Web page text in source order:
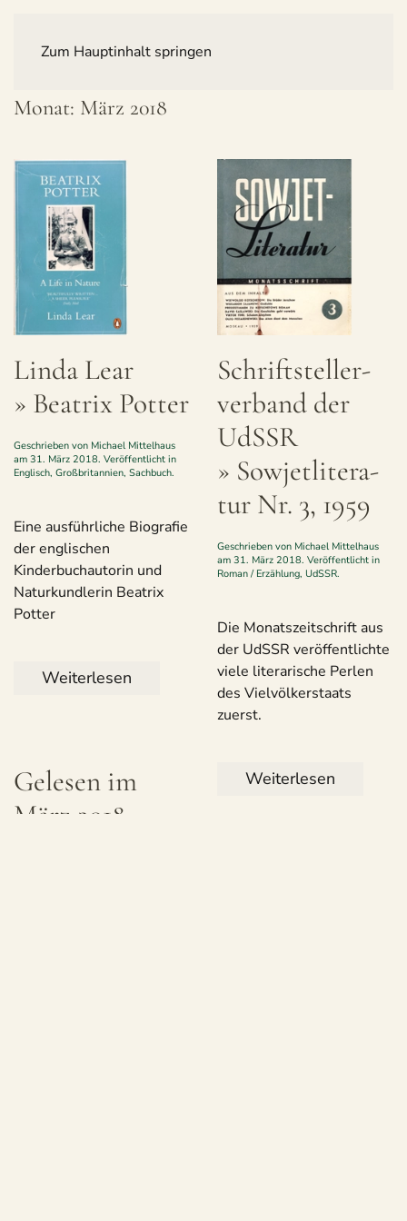
Zum Hauptinhalt springen
Monat: März 2018
Linda Lear
» Bea­trix Potter
Geschrieben von Michael Mittelhaus
am 31. März 2018. Veröffentlicht in
Englisch, Großbritannien, Sachbuch.
Eine ausführliche Biografie
der englischen
Kinderbuchautorin und
Naturkundlerin Beatrix
Potter
Weiterlesen
Schrift­stel­ler­
ver­band der
UdSSR
» Sowjet­li­te­ra­
tur Nr. 3, 1959
Geschrieben von Michael Mittelhaus
am 31. März 2018. Veröffentlicht in
Roman / Erzählung, UdSSR.
Die Monatszeitschrift aus
der UdSSR veröffentlichte
viele literarische Perlen
des Vielvölkerstaats
zuerst.
Weiterlesen
Gele­sen im
März 2018